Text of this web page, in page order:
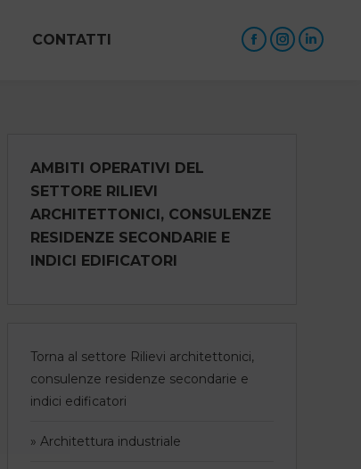
CONTATTI
Facebook
Instagram
AMBITI OPERATIVI DEL
SETTORE RILIEVI
ARCHITETTONICI, CONSULENZE
RESIDENZE SECONDARIE E
INDICI EDIFICATORI
Torna al settore Rilievi architettonici,
consulenze residenze secondarie e
indici edificatori
» Architettura industriale